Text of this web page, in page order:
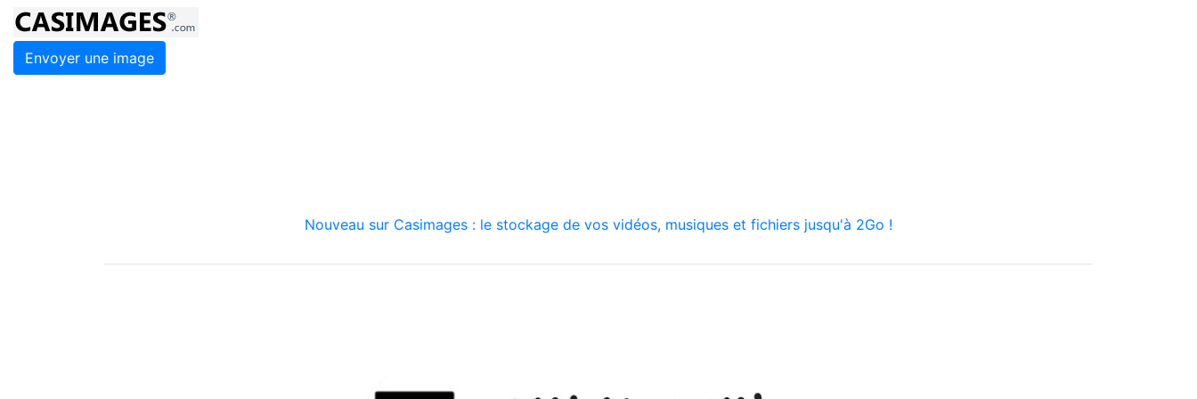
Envoyer une image
Nouveau sur Casimages : le stockage de vos vidéos, musiques et fichiers jusqu'à 2Go !